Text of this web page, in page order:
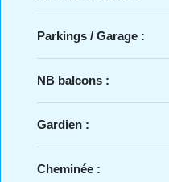
Parkings / Garage :
NB balcons :
Gardien :
Cheminée :